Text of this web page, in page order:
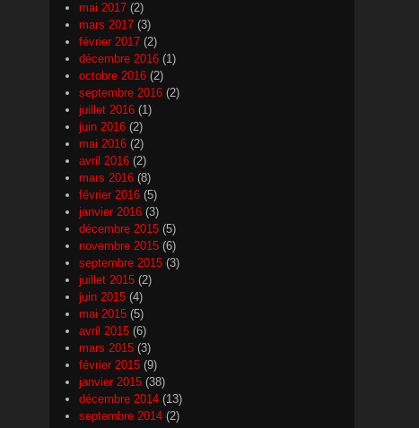
mai 2017 (2)
mars 2017 (3)
février 2017 (2)
décembre 2016 (1)
octobre 2016 (2)
septembre 2016 (2)
juillet 2016 (1)
juin 2016 (2)
mai 2016 (2)
avril 2016 (2)
mars 2016 (8)
février 2016 (5)
janvier 2016 (3)
décembre 2015 (5)
novembre 2015 (6)
septembre 2015 (3)
juillet 2015 (2)
juin 2015 (4)
mai 2015 (5)
avril 2015 (6)
mars 2015 (3)
février 2015 (9)
janvier 2015 (38)
décembre 2014 (13)
septembre 2014 (2)